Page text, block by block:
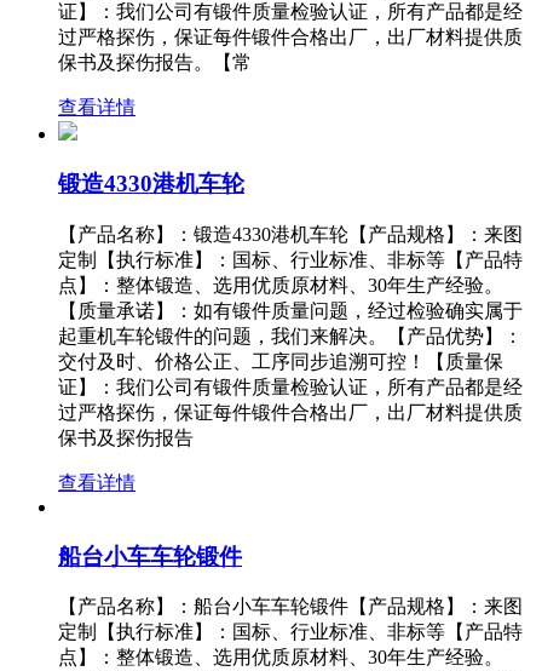
证】：我们公司有锻件质量检验认证，所有产品都是经
过严格探伤，保证每件锻件合格出厂，出厂材料提供质
保书及探伤报告。【常
查看详情
锻造4330港机车轮
【产品名称】：锻造4330港机车轮【产品规格】：来图
定制【执行标准】：国标、行业标准、非标等【产品特
点】：整体锻造、选用优质原材料、30年生产经验。
【质量承诺】：如有锻件质量问题，经过检验确实属于
起重机车轮锻件的问题，我们来解决。【产品优势】：
交付及时、价格公正、工序同步追溯可控！【质量保
证】：我们公司有锻件质量检验认证，所有产品都是经
过严格探伤，保证每件锻件合格出厂，出厂材料提供质
保书及探伤报告
查看详情
船台小车车轮锻件
【产品名称】：船台小车车轮锻件【产品规格】：来图
定制【执行标准】：国标、行业标准、非标等【产品特
点】：整体锻造、选用优质原材料、30年生产经验。